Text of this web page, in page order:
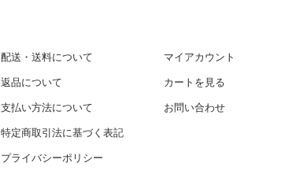
配送・送料について
返品について
支払い方法について
特定商取引法に基づく表記
プライバシーポリシー
マイアカウント
カートを見る
お問い合わせ